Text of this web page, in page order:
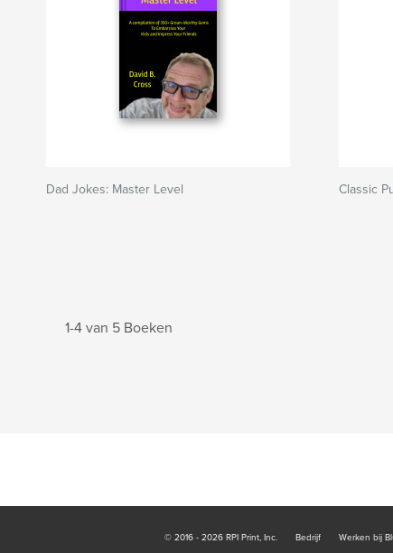
Dad Jokes: Master Level Classic
1-4 van 5 Boeken
© 2016 - 2026 RPI Print, Inc. Bedrijf Werken bij